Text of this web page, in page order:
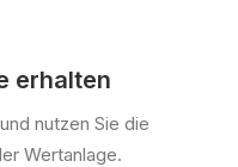
erhalten
nutzen Sie die
Wertanlage.